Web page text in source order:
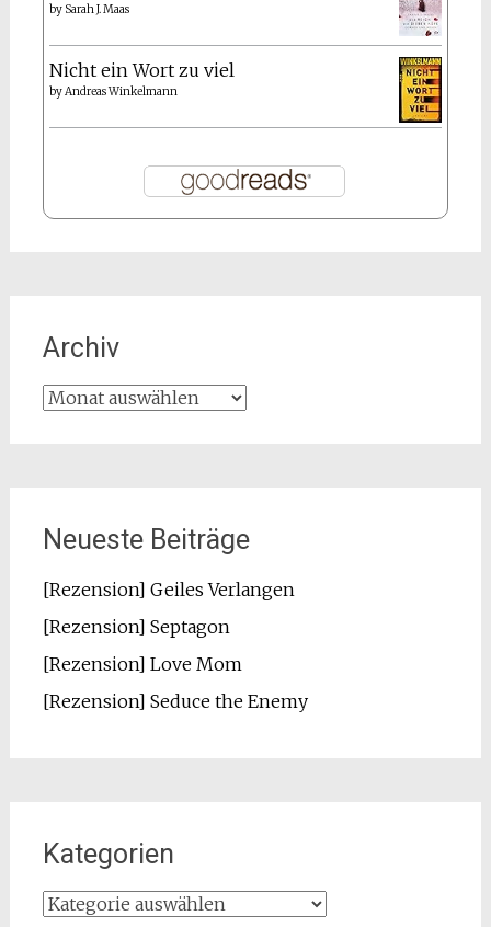
by Sarah J. Maas
Nicht ein Wort zu viel
byAndreas Winkelmann
Archiv
Archiv
Neueste Beiträge
[Rezension] Geiles Verlangen
[Rezension] Septagon
[Rezension] Love Mom
[Rezension] Seduce the Enemy
Kategorien
Kategorien